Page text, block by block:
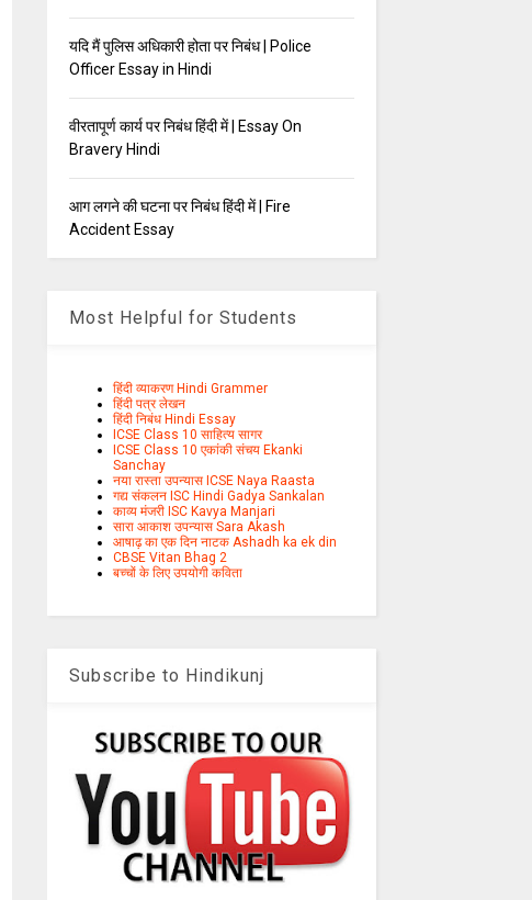
यदि मैं पुलिस अधिकारी होता पर निबंध | Police
Officer Essay in Hindi
वीरतापूर्ण कार्य पर निबंध हिंदी में | Essay On
Bravery Hindi
आग लगने की घटना पर निबंध हिंदी में | Fire
Accident Essay
Most Helpful for Students
हिंदी व्याकरण Hindi Grammer
हिंदी पत्र लेखन
हिंदी निबंध Hindi Essay
ICSE Class 10 साहित्य सागर
ICSE Class 10 एकांकी संचय Ekanki
Sanchay
नया रास्ता उपन्यास ICSE Naya Raasta
गद्य संकलन ISC Hindi Gadya Sankalan
काव्य मंजरी ISC Kavya Manjari
सारा आकाश उपन्यास Sara Akash
आषाढ़ का एक दिन नाटक Ashadh ka ek din
CBSE Vitan Bhag 2
बच्चों के लिए उपयोगी कविता
Subscribe to Hindikunj